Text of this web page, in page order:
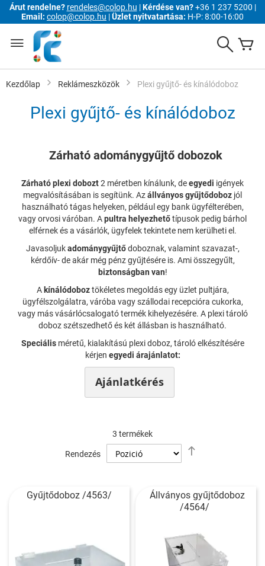
Árut rendelne? rendeles@colop.hu |Kérdése van?+36 1 237 5200 |
Email: colop@colop.hu |Üzlet nyitvatartása: H-P: 8:00-16:00
Search
Kezdőlap Reklámeszközök Plexi gyűjtő- és kínálódoboz
Plexi gyűjtő- és kínálódoboz
Zárható adománygyűjtő dobozok
Zárható plexi dobozt2 méretben kínálunk, deegyedi igények
megvalósításában is segítünk. Azállványos gyűjtődoboz jól
használható tágas helyeken, például egy bank ügyfélterében,
vagy orvosi váróban. Apultra helyezhetőtípusok pedig bárhol
elférnek és a vásárlók, ügyfelek tekintete nem kerülheti el.
Javasoljukadománygyűjtődoboznak, valamint szavazat-,
kérdőív- de akár még pénz gyűjtésére is. Ami összegyűlt,
biztonságban van!
Akínálódoboztökéletes megoldás egy üzlet pultjára,
ügyfélszolgálatra, váróba vagy szállodai recepcióra cukorka,
vagy más vásárlócsalogató termék kihelyezésére. A plexi tároló
doboz szétszedhető és két állásban is használható.
Speciálisméretű, kialakítású plexi doboz, tároló elkészítésére
kérjen egyedi árajánlatot:
Ajánlatkérés
3 termékek
Rendezés
Gyűjtődoboz /4563/
Állványos gyűjtődoboz
/4564/